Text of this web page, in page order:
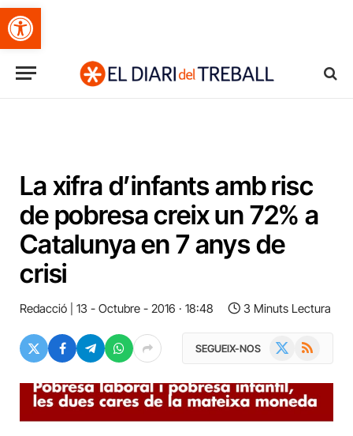
Obre la barra d'eines
La xifra d’infants amb risc
de pobresa creix un 72% a
Catalunya en 7 anys de
crisi
Redacció 13 - Octubre - 2016 · 18:48 3 Minuts Lectura
SEGUEIX-NOS RSS